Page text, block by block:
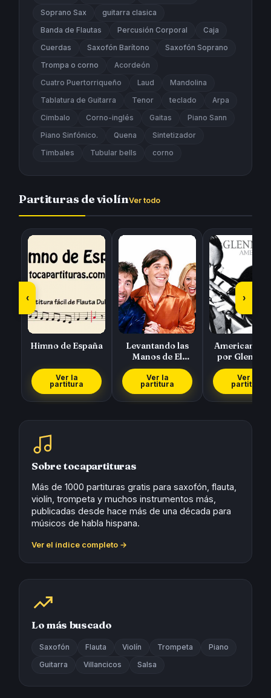
Soprano Sax guitarra clasica
Banda de Flautas Percusión Corporal Caja
Cuerdas Saxofón Barítono Saxofón Soprano
Trompa o corno Acordeón
Cuatro Puertorriqueño Laud Mandolina
Tablatura de Guitarra Tenor teclado Arpa
Cimbalo Corno-inglés Gaitas Piano Sann
Piano Sinfónico. Quena Sintetizador
Timbales Tubular bells corno
Partituras de violínVer todo
‹
Himno de España
Ver la
partitura
Levantando las
Manos de El
Símbolo
Ver la
partitura
American
por Glen
Ver la
partitura
›
Sobre tocapartituras
Más de 1000 partituras gratis para saxofón, flauta,
violín, trompeta y muchos instrumentos más,
publicadas desde hace más de una década para
músicos de habla hispana.
Ver el índice completo →
Lo más buscado
Saxofón Flauta Violín Trompeta Piano
Guitarra Villancicos Salsa